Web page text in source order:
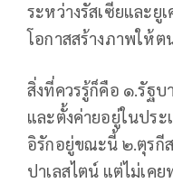
ระหว่างรัสเซียและยู
โอกาสสร้างภาพให้
สิ่งที่ควรรู้ก็คือ ๑.รัฐบ
และตั้งค่ายอยู่ในปร
อิรักอยู่ขณะนี้ ๒.ตุรกี
ปาเลสไตน์ แต่ไม่เคย